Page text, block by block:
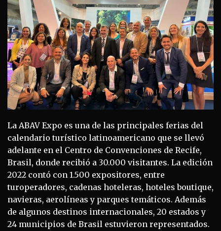
La ABAV Expo es una de las principales ferias del
calendario turístico latinoamericano que se llevó
adelante en el Centro de Convenciones de Recife,
Brasil, donde recibió a 30.000 visitantes. La edición
2022 contó con 1.500 expositores, entre
turoperadores, cadenas hoteleras, hoteles boutique,
navieras, aerolíneas y parques temáticos. Además
de algunos destinos internacionales, 20 estados y
24 municipios de Brasil estuvieron representados.